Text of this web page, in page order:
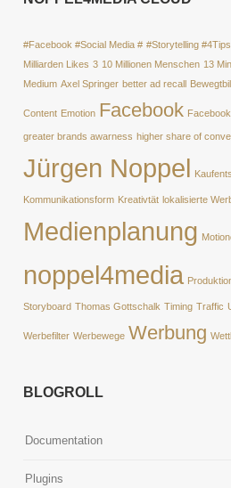
#Facebook #Social Media # #Storytelling
Milliarden Likes 3 10 Millionen Menschen 13
Medium Axel Springer better ad recall
Content Emotion Facebook
greater brands awarness higher share of
Jürgen Noppel
Kommunikationsform Kreativtät lokalisierte
Medienplanung
noppel4media
Storyboard Thomas Gottschalk Timing Traffic
Werbefilter Werbewege Werbung
BLOGROLL
Documentation
Plugins